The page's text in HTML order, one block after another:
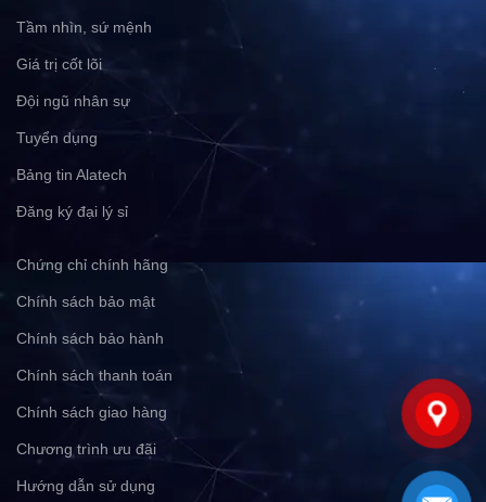
Tầm nhìn, sứ mệnh
Giá trị cốt lõi
Đội ngũ nhân sự
Tuyển dụng
Bảng tin Alatech
Đăng ký đại lý sỉ
Chứng chỉ chính hãng
Chính sách bảo mật
Chính sách bảo hành
Chính sách thanh toán
Chính sách giao hàng
Chương trình ưu đãi
Hướng dẫn sử dụng